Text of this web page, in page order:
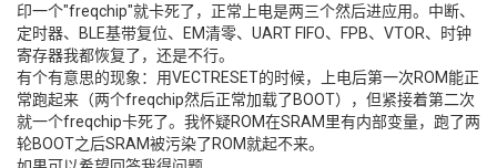
印一个"freqchip"就卡死了，正常上电是两三个然后进应用。中断、
定时器、BLE基带复位、EM清零、UART FIFO、FPB、VTOR、时钟
寄存器我都恢复了，还是不行。
有个有意思的现象：用VECTRESET的时候，上电后第一次ROM能正
常跑起来（两个freqchip然后正常加载了BOOT），但紧接着第二次
就一个freqchip卡死了。我怀疑ROM在SRAM里有内部变量，跑了两
轮BOOT之后SRAM被污染了ROM就起不来。